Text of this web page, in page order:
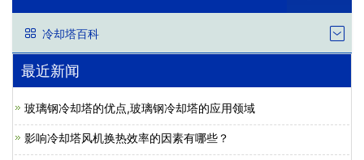
冷却塔百科
最近新闻
玻璃钢冷却塔的优点,玻璃钢冷却塔的应用领域
影响冷却塔风机换热效率的因素有哪些？